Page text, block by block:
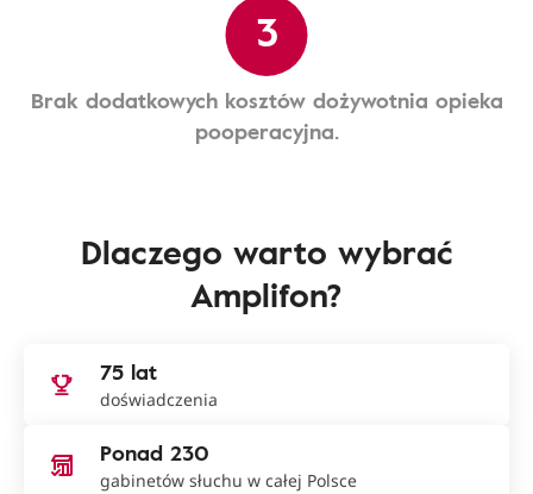
3
Brak dodatkowych kosztów dożywotnia opieka
pooperacyjna.
Dlaczego warto wybrać
Amplifon?
75 lat
doświadczenia
Ponad 230
gabinetów słuchu w całej Polsce